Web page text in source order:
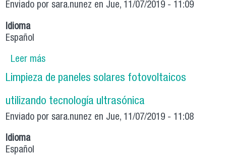
Enviado porsara.nunez en Jue, 11/07/2019 - 11:09
Idioma
Español
Leer mássobre Aumento de velocidad de sedimentación
de material ultrafino contenido en relaves
Limpieza de paneles solares fotovoltaicos
utilizando tecnología ultrasónica
Enviado porsara.nunez en Jue, 11/07/2019 - 11:08
Idioma
Español